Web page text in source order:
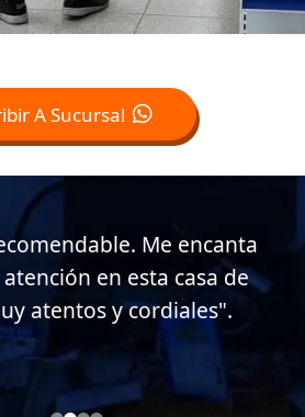
A Sucursal
al cliente en esta
muy atentos conmigo.
hace casi 15 años".